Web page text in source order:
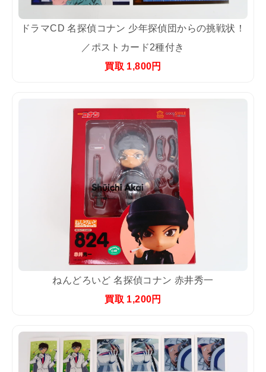
ドラマCD 名探偵コナン 少年探偵団からの挑戦状！
／ポストカード2種付き
買取 1,800円
ねんどろいど 名探偵コナン 赤井秀一
買取 1,200円